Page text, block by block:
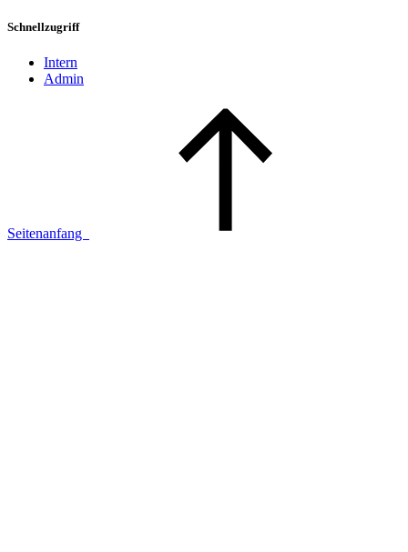
Schnellzugriff
Intern
Admin
Seitenanfang